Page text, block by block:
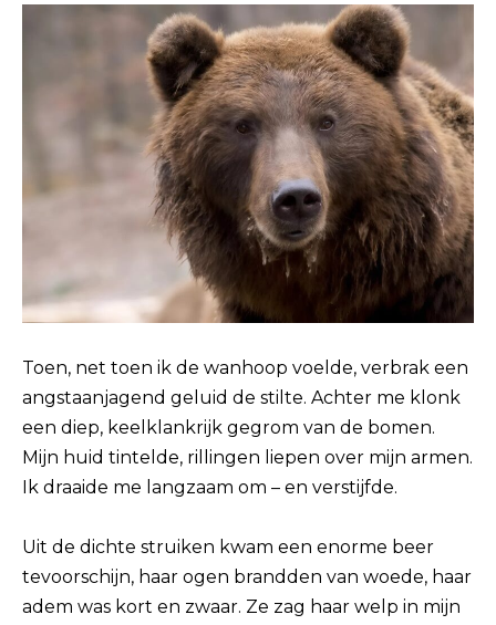
Toen, net toen ik de wanhoop voelde, verbrak een
angstaanjagend geluid de stilte. Achter me klonk
een diep, keelklankrijk gegrom van de bomen.
Mijn huid tintelde, rillingen liepen over mijn armen.
Ik draaide me langzaam om – en verstijfde.
Uit de dichte struiken kwam een ​​enorme beer
tevoorschijn, haar ogen brandden van woede, haar
adem was kort en zwaar. Ze zag haar welp in mijn